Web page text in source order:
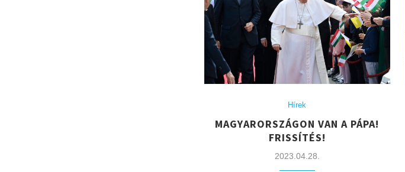
Hírek
MAGYARORSZÁGON VAN A PÁPA!
FRISSÍTÉS!
2023.04.28.